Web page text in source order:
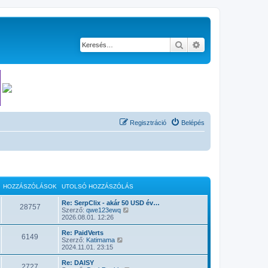
Keresés
Belépés
Regisztráció
HOZZÁSZÓLÁSOK UTOLSÓ HOZZÁSZÓLÁS
28757
Re: SerpClix - akár 50 USD év…
Szerző: qwe123ewq
o
z
2026.08.01. 12:26
6149
Re: PaidVerts
Szerző: Katimama
o
2024.11.01. 23:15
Re: DAISY